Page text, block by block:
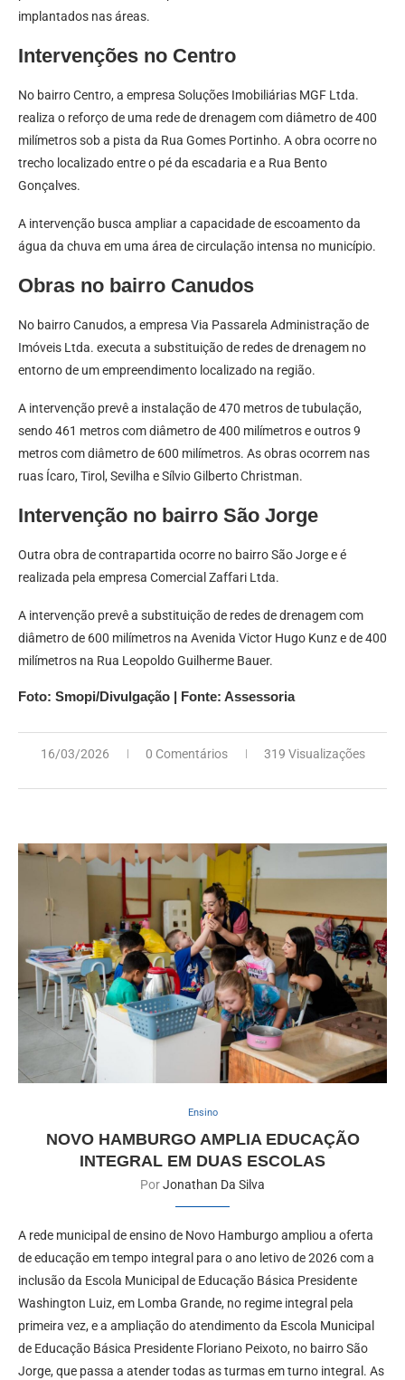
implantados nas áreas.
Intervenções no Centro
No bairro Centro, a empresa Soluções Imobiliárias MGF Ltda.
realiza o reforço de uma rede de drenagem com diâmetro de 400
milímetros sob a pista da Rua Gomes Portinho. A obra ocorre no
trecho localizado entre o pé da escadaria e a Rua Bento
Gonçalves.
A intervenção busca ampliar a capacidade de escoamento da
água da chuva em uma área de circulação intensa no município.
Obras no bairro Canudos
No bairro Canudos, a empresa Via Passarela Administração de
Imóveis Ltda. executa a substituição de redes de drenagem no
entorno de um empreendimento localizado na região.
A intervenção prevê a instalação de 470 metros de tubulação,
sendo 461 metros com diâmetro de 400 milímetros e outros 9
metros com diâmetro de 600 milímetros. As obras ocorrem nas
ruas Ícaro, Tirol, Sevilha e Sílvio Gilberto Christman.
Intervenção no bairro São Jorge
Outra obra de contrapartida ocorre no bairro São Jorge e é
realizada pela empresa Comercial Zaffari Ltda.
A intervenção prevê a substituição de redes de drenagem com
diâmetro de 600 milímetros na Avenida Victor Hugo Kunz e de 400
milímetros na Rua Leopoldo Guilherme Bauer.
Foto: Smopi/Divulgação | Fonte: Assessoria
16/03/2026 0 Comentários 319 Visualizações
Ensino
NOVO HAMBURGO AMPLIA EDUCAÇÃO
INTEGRAL EM DUAS ESCOLAS
PorJonathan Da Silva
A rede municipal de ensino de Novo Hamburgo ampliou a oferta
de educação em tempo integral para o ano letivo de 2026 com a
inclusão da Escola Municipal de Educação Básica Presidente
Washington Luiz, em Lomba Grande, no regime integral pela
primeira vez, e a ampliação do atendimento da Escola Municipal
de Educação Básica Presidente Floriano Peixoto, no bairro São
Jorge, que passa a atender todas as turmas em turno integral. As